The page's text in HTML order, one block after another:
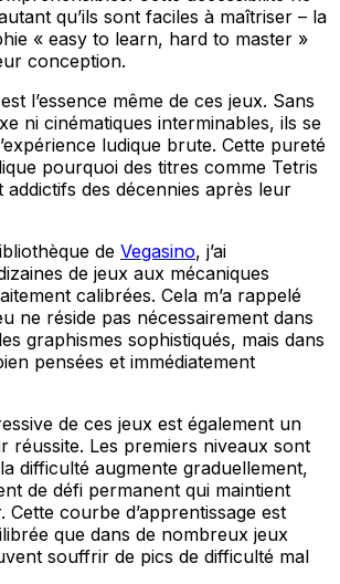
qu’ils sont faciles à maîtriser – la
« easy to learn, hard to master »
conception.
l’essence même de ces jeux. Sans
ni cinématiques interminables, ils se
ludique brute. Cette pureté
pourquoi des titres comme Tetris
addictifs des décennies après leur
de Vegasino, j’ai
de jeux aux mécaniques
calibrées. Cela m’a rappelé
ne réside pas nécessairement dans
graphismes sophistiqués, mais dans
pensées et immédiatement
de ces jeux est également un
réussite. Les premiers niveaux sont
difficulté augmente graduellement,
de défi permanent qui maintient
Cette courbe d’apprentissage est
que dans de nombreux jeux
souffrir de pics de difficulté mal